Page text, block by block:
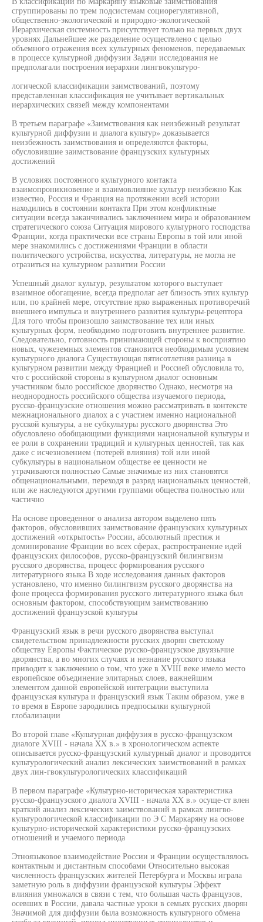
сгруппированы по трем подсистемам социорегулятивной,
общественно-экологической и природно-экологической
Иерархическая системность присутствует только на первых двух
уровнях Дальнейшее же разделение осуществлено с целью
объемного отражения всех культурных феноменов, передаваемых
в процессе культурной диффузии Задачи исследования не
предполагали построения иерархии лингвокультуро-
логической классификации заимствований, поэтому
представленная классификация не учитывает вертикальных
иерархических связей между компонентами
В третьем параграфе «Заимствования как неизбежный результат
культурной диффузии и диалога культур» доказывается
неизбежность заимствования и определяются факторы,
обусловившие заимствование французских культурных
достижений
В условиях постоянного культурного контакта
взаимопроникновение и взаимовлияние культур неизбежно Как
известно, Россия и Франция на протяжении всей истории
находились в состоянии контакта При этом конфликтные
ситуации всегда заканчивались заключением мира и образованием
стратегического союза Ситуация мирового культурного господства
Франции, когда практически все страны Европы в той или иной
мере знакомились с достижениями Франции в области
политического устройства, искусства, литературы, не могла не
отразиться на культурном развитии России
Успешный диалог культур, результатом которого выступает
взаимное обогащение, всегда предполаг ает близость этих культур
или, по крайней мере, отсутствие ярко выраженных противоречий
внешнего импульса и внутреннего развития культуры-рецептора
Для того чтобы произошло заимствование тех или иных
культурных форм, необходимо подготовить внутреннее развитие.
Следовательно, готовность принимающей стороны к восприятию
новых, чужеземных элементов становится необходимым условием
культурного диалога Существующая пятисотлетняя разница в
культурном развитии между Францией и Россией обусловила то,
что с российской стороны в культурном диалог основным
участником было российское дворянство Однако, несмотря на
неоднородность российского общества изучаемого периода,
русско-французские отношения можно рассматривать в контексте
межнационального диалох а с участием именно национальной
русской культуры, а не субкультуры русского дворянства Это
обусловлено обобщающими функциями национальной культуры и
ее роли в сохранении традиций и культурных ценностей, так как
даже с исчезновением (потерей влияния) той или иной
субкультуры в национальном обществе ее ценности не
утрачиваются полностью Самые значимые из них становятся
общенациональными, переходя в разряд национальных ценностей,
или же наследуются другими группами общества полностью или
частично
На основе проведенног о анализа автором выделено пять
факторов, обусловивших заимствование французских культурных
достижений «открытость» России, абсолютный престиж и
доминирование Франции во всех сферах, распространение идей
французских философов, русско-французский билингвизм
русского дворянства, процесс формирования русского
литературного языка В ходе исследования данных факторов
установлено, что именно билингвизм русского дворянства на
фоне процесса формирования русского литературного языка был
основным фактором, способствующим заимствованию
достижений французской культуры
Французский язык в речи русского дворянства выступал
свидетельством принадлежности русских дворян светскому
обществу Европы Фактическое русско-французское двуязычие
дворянства, а во многих случаях и незнание русского языка
приводит к заключению о том, что уже в XVIII веке имело место
европейское объединение элитарных слоев, важнейшим
элементом данной европейской интеграции выступила
французская культура и французский язык Таким образом, уже в
то время в Европе зародились предпосылки культурной
глобализации
Во второй главе «Культурная диффузия в русско-французском
диалоге XVIII - начала XX в.» в хронологическом аспекте
описывается русско-французский культурный диалог и проводится
культурологический анализ лексических заимствований в рамках
двух лин-гвокультурологических классификаций
В первом параграфе «Культурно-историческая характеристика
русско-французского диалога XVIII - начала XX в.» осуще-ст влен
краткий анализ лексических заимствований в рамках лингво-
культурологической классификации по Э С Маркаряну на основе
культурно-исторической характеристики русско-французских
отношений и учаемого периода
Этноязыковое взаимодействие России и Франции осуществлялось
контактным и дистантным способами Относительно высокая
численность французских жителей Петербурга и Москвы играла
заметную роль в диффузии французской культуры Эффект
влияния умножался в связи с тем, что большая часть французов,
осевших в России, давала частные уроки в семьях русских дворян
Значимой для диффузии была возможность культурного обмена